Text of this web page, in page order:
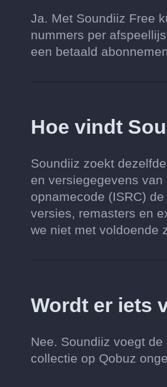
Ja. Met Soundiiz Free
nummers per
een betaald
Hoe vindt
Soundiiz zoekt
en versiegegevens
opnamecode (ISRC)
versies, remasters en
we niet met voldoende
Wordt er iets
Nee. Soundiiz voegt
collectie op Qobuz